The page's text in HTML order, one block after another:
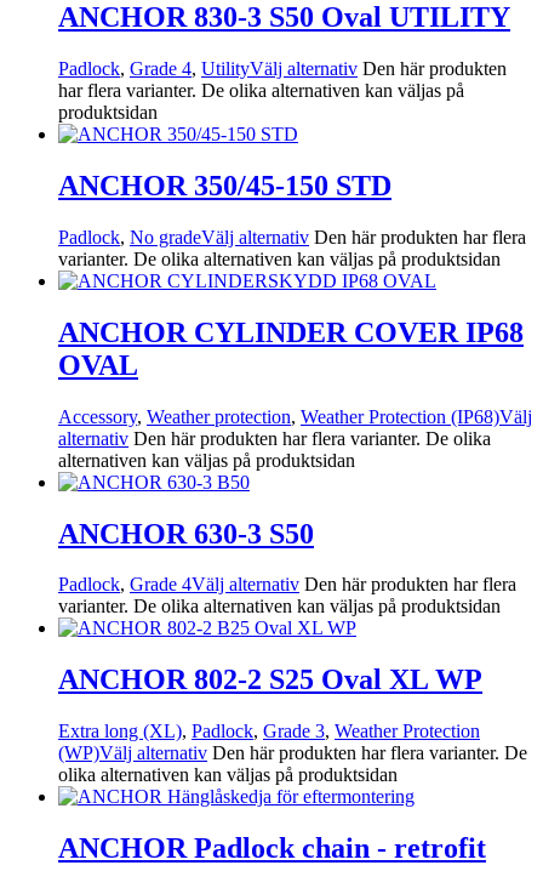
ANCHOR 830-3 S50 Oval UTILITY
Padlock, Grade 4, UtilityVälj alternativ Den här produkten
har flera varianter. De olika alternativen kan väljas på
produktsidan
ANCHOR 350/45-150 STD
Padlock, No gradeVälj alternativ Den här produkten har flera
varianter. De olika alternativen kan väljas på produktsidan
ANCHOR CYLINDER COVER IP68
OVAL
Accessory, Weather protection, Weather Protection (IP68)Välj
alternativ Den här produkten har flera varianter. De olika
alternativen kan väljas på produktsidan
ANCHOR 630-3 S50
Padlock, Grade 4Välj alternativ Den här produkten har flera
varianter. De olika alternativen kan väljas på produktsidan
ANCHOR 802-2 S25 Oval XL WP
Extra long (XL), Padlock, Grade 3, Weather Protection
(WP)Välj alternativ Den här produkten har flera varianter. De
olika alternativen kan väljas på produktsidan
ANCHOR Padlock chain - retrofit